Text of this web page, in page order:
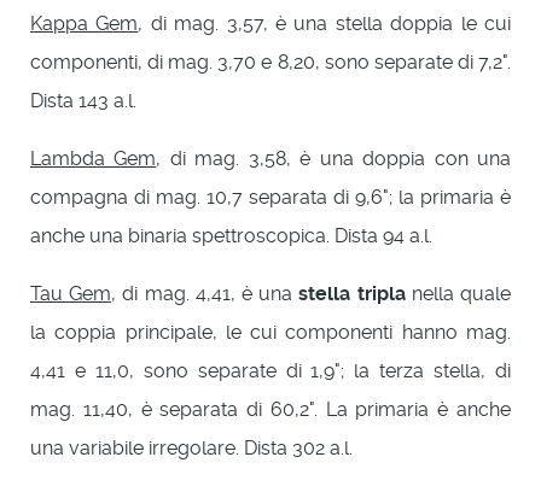
Kappa Gem, di mag. 3,57, è una stella doppia le cui
componenti, di mag. 3,70 e 8,20, sono separate di 7,2".
Dista 143 a.l.
Lambda Gem, di mag. 3,58, è una doppia con una
compagna di mag. 10,7 separata di 9,6"; la primaria è
anche una binaria spettroscopica. Dista 94 a.l.
Tau Gem, di mag. 4,41, è unastella triplanella quale
la coppia principale, le cui componenti hanno mag.
4,41 e 11,0, sono separate di 1,9"; la terza stella, di
mag. 11,40, è separata di 60,2". La primaria è anche
una variabile irregolare. Dista 302 a.l.